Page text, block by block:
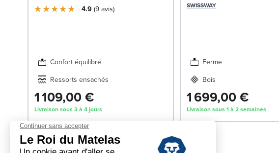
4.9 9 avis
Confort équilibré
Ressorts ensachés
1 109,00 €
Livraison sous 3 à 4 jours
SWISSWAY
Ferme
Bois
1 699,00 €
Livraison sous 1 à 2 semaines